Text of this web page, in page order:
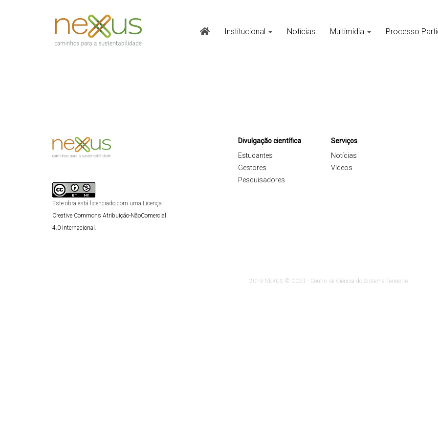
Institucional Notícias Multimídia Processo
Este obra está licenciado com uma Licença
Creative Commons Atribuição-NãoComercial
4.0 Internacional .
Divulgação científica
Estudantes
Gestores
Pesquisadores
Serviços
Notícias
Vídeos
2019 NEXUS © CCST - Centro de Ciência do Sistema Terrestre